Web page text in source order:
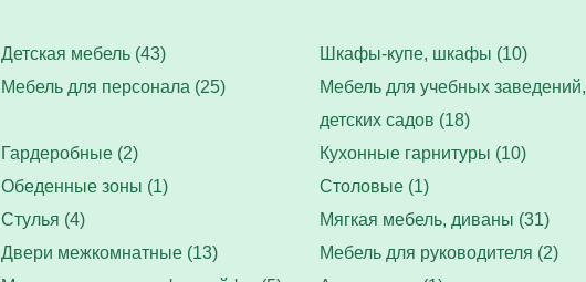
Детская мебель (43)
Шкафы-купе, шкафы (10)
Мебель для персонала (25)
Мебель для учебных заведений,
детских садов (18)
Гардеробные (2)
Кухонные гарнитуры (10)
Обеденные зоны (1)
Столовые (1)
Стулья (4)
Мягкая мебель, диваны (31)
Двери межкомнатные (13)
Мебель для руководителя (2)